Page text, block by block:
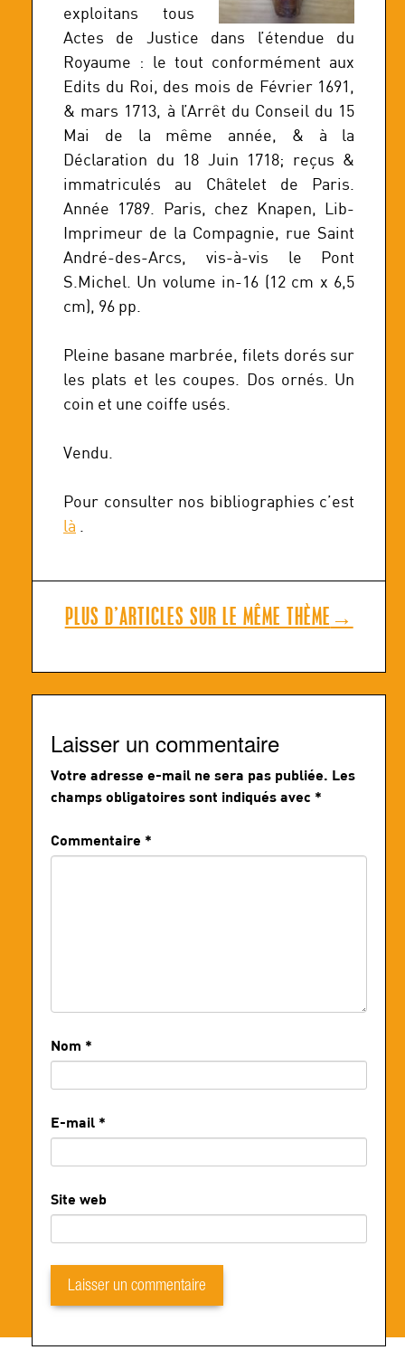
exploitans tous
Actes de Justice dans l’étendue du
Royaume : le tout conformément aux
Edits du Roi, des mois de Février 1691,
& mars 1713, à l’Arrêt du Conseil du 15
Mai de la même année, & à la
Déclaration du 18 Juin 1718; reçus &
immatriculés au Châtelet de Paris.
Année 1789. Paris, chez Knapen, Lib-
Imprimeur de la Compagnie, rue Saint
André-des-Arcs, vis-à-vis le Pont
S.Michel. Un volume in-16 (12 cm x 6,5
cm), 96 pp.
Pleine basane marbrée, filets dorés sur
les plats et les coupes. Dos ornés. Un
coin et une coiffe usés.
Vendu.
Pour consulter nos bibliographies c’est
là .
PLUS D’ARTICLES SUR LE MÊME THÈME →
Laisser un commentaire
Votre adresse e-mail ne sera pas publiée. Les
champs obligatoires sont indiqués avec *
Commentaire *
Nom *
E-mail *
Site web